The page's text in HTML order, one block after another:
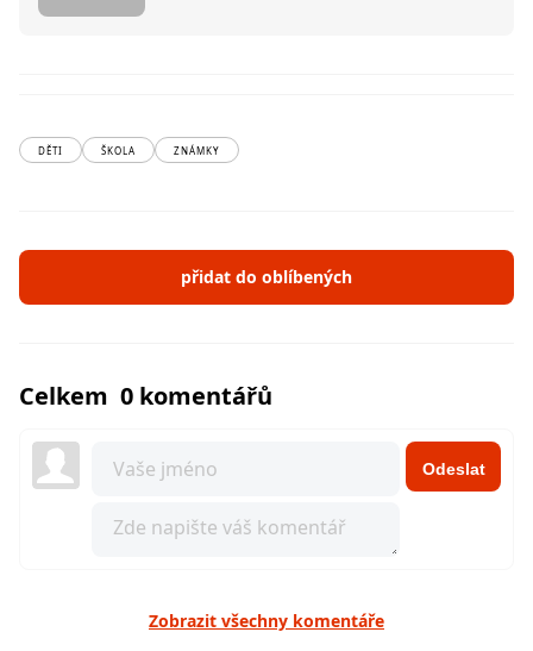
DĚTI ŠKOLA ZNÁMKY
přidat do oblíbených
Celkem 0 komentářů
Odeslat
Zobrazit všechny komentáře